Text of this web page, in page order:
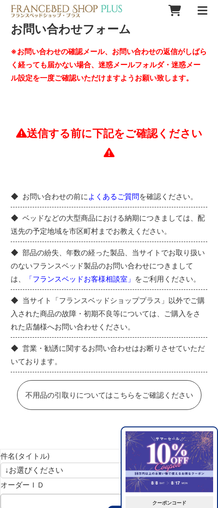
クーポンコード
お問い合わせフォーム
※お問い合わせの確認メール、お問い合わせの返信がしばら
く経っても届かない場合、迷惑メールフォルダ・迷惑メー
ル設定を一度ご確認いただけますようお願い致します。
送信する前に下記をご確認ください
お問い合わせの前に よくあるご質問を確認ください。
ベッドなどの大型商品における納期につきましては、配
送先の予定地域を市区町村までお教えください。
部品の紛失、年数の経った製品、当サイトでお取り扱い
のないフランスベッド製品のお問い合わせにつきまして
は、
「フランスベッドお客様相談室」 をご利用ください。
当サイト「フランスベッドショッププラス」以外でご購
入された商品の故障・初期不良等については、ご購入をさ
れた店舗様へお問い合わせください。
営業・勧誘に関するお問い合わせはお断りさせていただ
いております。
不用品の引取りについてはこちらをご確認ください
件名(タイトル)
オーダーＩＤ